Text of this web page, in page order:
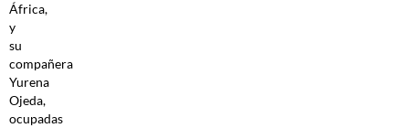
África,
y
su
compañera
Yurena
Ojeda,
ocupadas